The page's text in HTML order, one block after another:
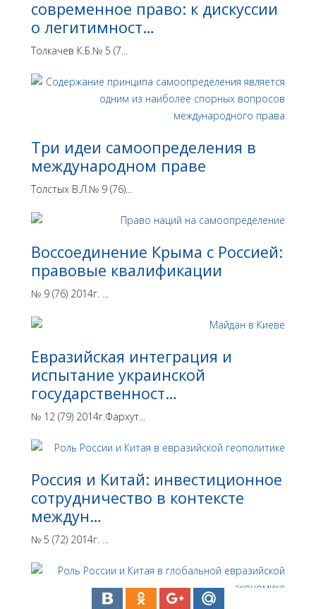
современное право: к дискуссии
о легитимност…
Толкачев К.Б.№ 5 (7...
Три идеи самоопределения в
международном праве
Толстых В.Л.№ 9 (76)...
Воссоединение Крыма с Россией:
правовые квалификации
№ 9 (76) 2014г. ...
Евразийская интеграция и
испытание украинской
государственност…
№ 12 (79) 2014г.Фархут...
Россия и Китай: инвестиционное
сотрудничество в контексте
междун…
№ 5 (72) 2014г. ...